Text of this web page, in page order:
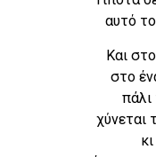
αυτό
Και
στο
πάλι
χύνεται